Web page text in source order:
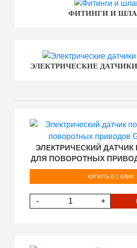
ФИТИНГИ И
ЭЛЕКТРИЧЕСКИЕ
ЭЛЕКТРИЧЕСКИЙ
ДЛЯ ПОВОРОТНЫХ
КУПИТЬ В 1 КЛИК
- +